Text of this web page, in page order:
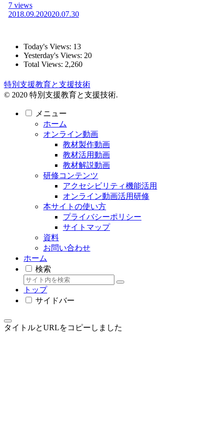
7 views
2018.09.202020.07.30
Today's Views: 13
Yesterday's Views: 20
Total Views: 2,260
特別支援教育と支援技術
© 2020 特別支援教育と支援技術.
メニュー
ホーム
オンライン動画
教材製作動画
教材活用動画
教材解説動画
研修コンテンツ
アクセシビリティ機能活用
オンライン動画活用研修
本サイトの使い方
プライバシーポリシー
サイトマップ
資料
お問い合わせ
ホーム
検索
トップ
サイドバー
タイトルとURLをコピーしました